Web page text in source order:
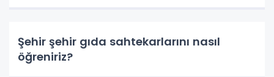
Şehir şehir gıda sahtekarlarını nasıl
öğreniriz?